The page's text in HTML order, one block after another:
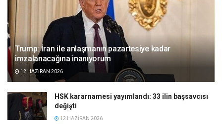
Trump: İran ile anlaşmanın pazartesiye kadar
imzalanacağına inanıyorum
12 HAZIRAN 2026
HSK kararnamesi yayımlandı: 33 ilin başsavcısı
değişti
12 HAZIRAN 2026